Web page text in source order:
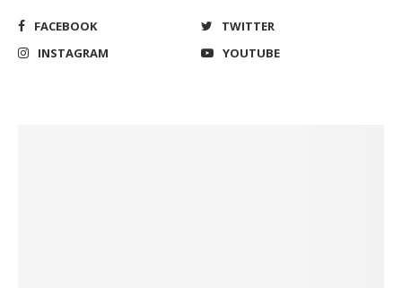
FACEBOOK
TWITTER
INSTAGRAM
YOUTUBE